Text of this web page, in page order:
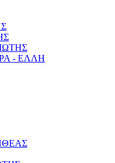
- ΕΛΛΗ